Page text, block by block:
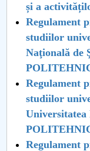
Ghiduri pentru
Relații Publice
Relații
PNRR
Proiect PRIM
și a
Regulament
studiilor
Naţională de
Regulament
studiilor
Universitatea
Regulament